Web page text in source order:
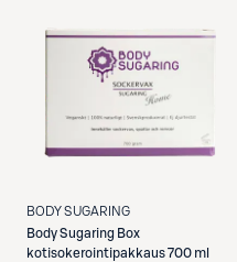
BODY SUGARING
Body Sugaring Box
kotisokerointipakkaus 700 ml